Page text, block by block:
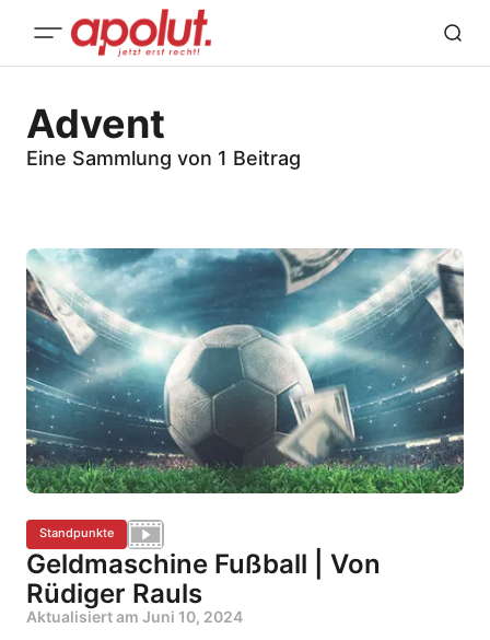
Advent
Eine Sammlung von 1 Beitrag
Standpunkte
Geldmaschine Fußball | Von
Rüdiger Rauls
Aktualisiert am Juni 10, 2024